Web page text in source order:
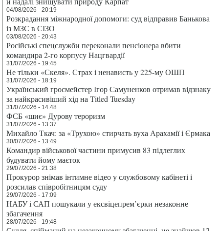
04/08/2026 - 20:19
Розкрадання міжнародної допомоги: суд відправив Банькова
із МЗС в СІЗО
03/08/2026 - 20:43
Російські спецслужби переконали пенсіонера вбити
командира 2-го корпусу Нацгвардії
31/07/2026 - 19:45
Не тільки «Скеля». Страх і ненависть у 225-му ОШП
31/07/2026 - 18:19
Український гросмейстер Ігор Самуненков отримав відзнаку
за найкрасивіший хід на Titled Tuesday
31/07/2026 - 14:48
ФСБ «шиє» Дурову тероризм
31/07/2026 - 13:37
Михайло Ткач: за «Трухою» стирчать вуха Арахамії і Єрмака
30/07/2026 - 13:49
Командир військової частини примусив 83 підлеглих
будувати йому маєток
29/07/2026 - 21:38
Прокурор знімав інтимне відео у службовому кабінеті і
розсилав співробітницям суду
29/07/2026 - 17:09
НАБУ і САП пошукали у ексвіцепрем’єрки незаконне
збагачення
28/07/2026 - 19:48